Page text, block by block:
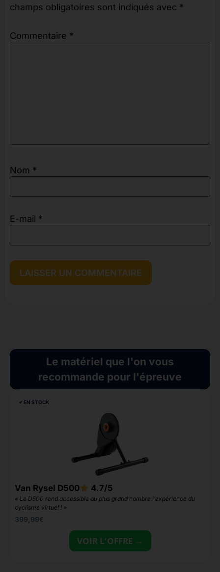
champs obligatoires sont indiqués avec *
Commentaire *
Nom *
E-mail *
Le matériel que l'on vous
recommande pour l'épreuve
✔︎ EN STOCK
Van Rysel D500 4.7/5
« Le D500 rend accessible au plus grand nombre l’expérience du
cyclisme virtuel ! »
399,99€
VOIR L'OFFRE →